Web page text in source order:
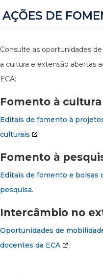
AÇÕES DE
Consulte as oportunidades
a cultura e extensão abertas
ECA:
Fomento à
Editais de fomento à
culturais
Fomento à
Editais de fomento e bolsas
pesquisa.
Intercâmbio no
Oportunidades de
docentes da ECA
.